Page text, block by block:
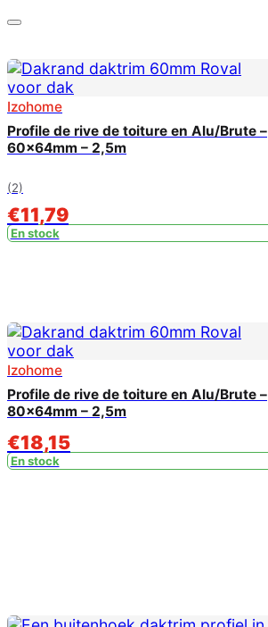
Izohome
Profile de rive de toiture en Alu/Brute –
60x64mm – 2,5m
(2)
€11,79
En stock
Izohome
Profile de rive de toiture en Alu/Brute –
80x64mm – 2,5m
€18,15
En stock